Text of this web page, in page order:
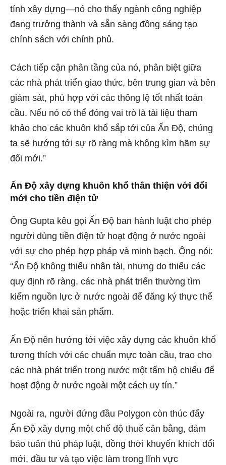
tính xây dựng—nó cho thấy ngành công nghiệp
đang trưởng thành và sẵn sàng đồng sáng tạo
chính sách với chính phủ.
Cách tiếp cận phân tầng của nó, phân biệt giữa
các nhà phát triển giao thức, bên trung gian và bên
giám sát, phù hợp với các thông lệ tốt nhất toàn
cầu. Nếu nó có thể đóng vai trò là tài liệu tham
khảo cho các khuôn khổ sắp tới của Ấn Độ, chúng
ta sẽ hướng tới sự rõ ràng mà không kìm hãm sự
đổi mới.”
Ấn Độ xây dựng khuôn khổ thân thiện với đổi
mới cho tiền điện tử
Ông Gupta kêu gọi Ấn Độ ban hành luật cho phép
người dùng tiền điện tử hoạt động ở nước ngoài
với sự cho phép hợp pháp và minh bạch. Ông nói:
“Ấn Độ không thiếu nhân tài, nhưng do thiếu các
quy định rõ ràng, các nhà phát triển thường tìm
kiếm nguồn lực ở nước ngoài để đăng ký thực thể
hoặc triển khai sản phẩm.
Ấn Độ nên hướng tới việc xây dựng các khuôn khổ
tương thích với các chuẩn mực toàn cầu, trao cho
các nhà phát triển trong nước một tấm hộ chiếu để
hoạt động ở nước ngoài một cách uy tín.”
Ngoài ra, người đứng đầu Polygon còn thúc đẩy
Ấn Độ xây dựng một chế độ thuế cân bằng, đảm
bảo tuân thủ pháp luật, đồng thời khuyến khích đổi
mới, đầu tư và tạo việc làm trong lĩnh vực